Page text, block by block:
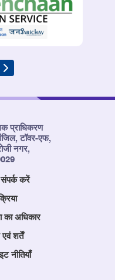
प्राधिकरण
टॉवर-एफ,
नगर,
करें
का अधिकार
शर्तें
नीतियाँ